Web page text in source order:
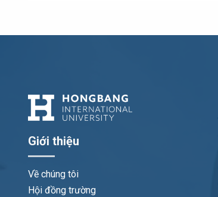
Giới thiệu
Về chúng tôi
Hội đồng trường